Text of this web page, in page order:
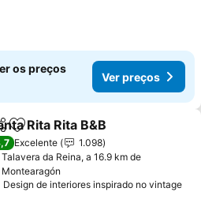
os preços
Ver preços
Adicionar aos favoritos
Rita Rita B&B
Excelente
1.098
Talavera da Reina, a 16.9 km de
Montearagón
Design de interiores inspirado no vintage